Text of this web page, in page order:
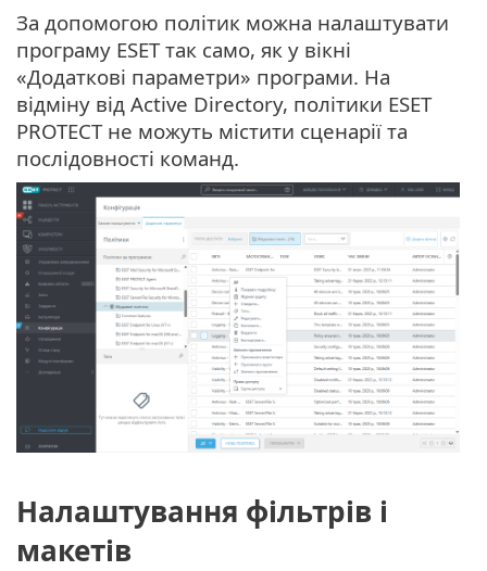
За допомогою політик можна налаштувати
програму ESET так само, як у вікні
«Додаткові параметри» програми. На
відміну від Active Directory, політики ESET
PROTECT не можуть містити сценарії та
послідовності команд.
Налаштування фільтрів і
макетів